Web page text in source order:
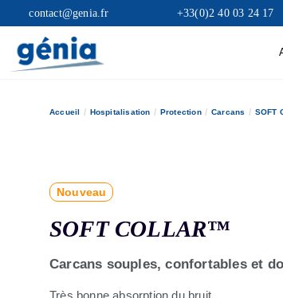
+33(0)2 40 03 24 17
contact@genia.fr
Accueil Hospitalisation Protection Carcans SOFT
Nouveau
SOFT COLLAR™
Carcans souples, confortables et
Très bonne absorption du bruit.